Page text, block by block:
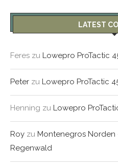
LATEST
Feres zu Lowepro ProTactic
Peter zu Lowepro ProTactic
Henning zu Lowepro
Roy zu Montenegros Norden
Regenwald